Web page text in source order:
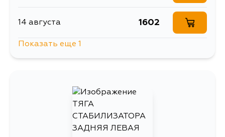
14 августа 1602
Показать еще 1